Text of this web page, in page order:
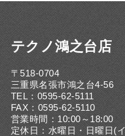
テクノ鴻之台店
〒518-0704
三重県名張市鴻之台4-56
TEL：0595-62-5111
FAX：0595-62-5110
営業時間：10:00～18:00
定休日：水曜日・日曜日(